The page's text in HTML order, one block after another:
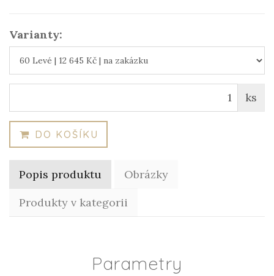
Varianty:
ks
DO KOŠÍKU
Popis produktu
Obrázky
Produkty v kategorii
Parametry